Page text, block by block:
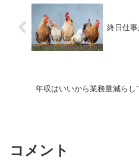
終日仕
年収はいいから業務量減らし
コメント